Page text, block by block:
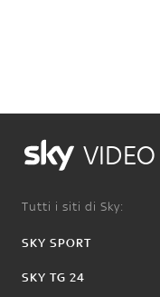
VIDEO
Tutti i siti di Sky:
SKY SPORT
SKY TG 24